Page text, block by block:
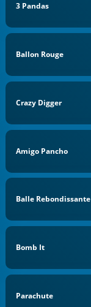
3 Pandas
Ballon Rouge
Crazy Digger
Amigo Pancho
Balle Rebondissante
Bomb It
Parachute